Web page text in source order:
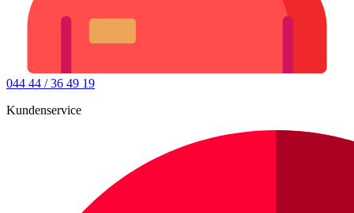
044 44 / 36 49 19
Kundenservice